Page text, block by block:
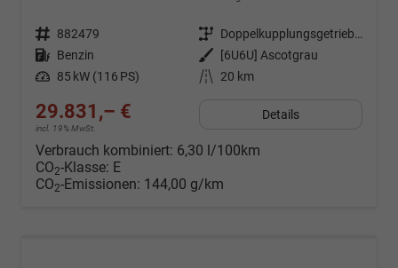
Fahrzeugnr. 882479 Getriebe
Doppelkupplungsgetriebe (DSG)
Kraftstoff Benzin Außenfarbe
[6U6U] Ascotgrau
Leistung 85 kW (116 PS) Kilometerstand 20 km
29.831,– €
incl. 19% MwSt.
Details
Verbrauch kombiniert: 6,30 l/100km
CO2-Klasse: E
CO2-Emissionen: 144,00 g/km